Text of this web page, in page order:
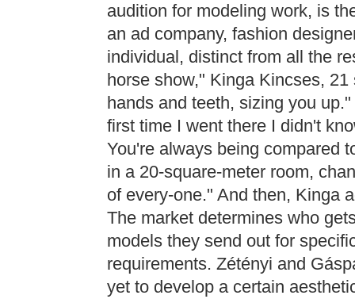
audition for modeling work, is
an ad company, fashion
individual, distinct from all the
horse show," Kinga Kincses,
hands and teeth, sizing you
first time I went there I didn't
You're always being compared
in a 20-square-meter room,
of every-one." And then, Kinga
The market determines who
models they send out for
requirements. Zétényi and
yet to develop a certain